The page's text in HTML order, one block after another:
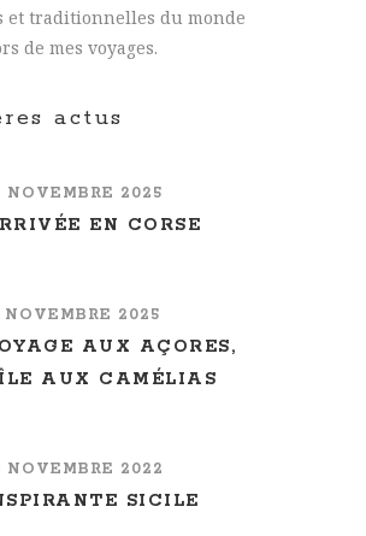
et traditionnelles du monde
de mes voyages.
actus
NOVEMBRE 2025
EN CORSE
NOVEMBRE 2025
AUX AÇORES,
AUX CAMÉLIAS
NOVEMBRE 2022
SICILE